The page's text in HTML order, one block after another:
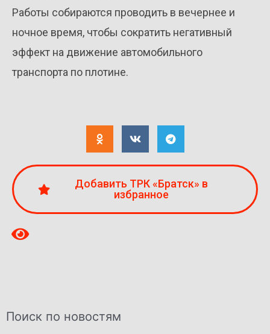
Работы собираются проводить в вечернее и
ночное время, чтобы сократить негативный
эффект на движение автомобильного
транспорта по плотине.
Добавить ТРК «Братск» в
избранное
Поиск по новостям